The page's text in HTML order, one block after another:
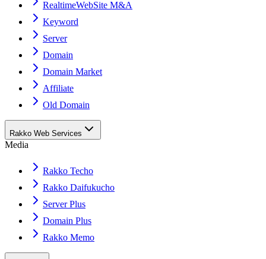
RealtimeWebSite M&A
Keyword
Server
Domain
Domain Market
Affiliate
Old Domain
Rakko Web Services
Media
Rakko Techo
Rakko Daifukucho
Server Plus
Domain Plus
Rakko Memo